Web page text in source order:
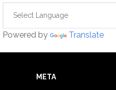
Powered by Translate
META